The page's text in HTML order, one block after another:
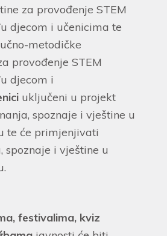
za provođenje STEM
djecom i učenicima te
metodičke
provođenje STEM
djecom i
uključeni u projekt
spoznaje i vještine u
te će primjenjivati
spoznaje i vještine u
festivalima, kviz